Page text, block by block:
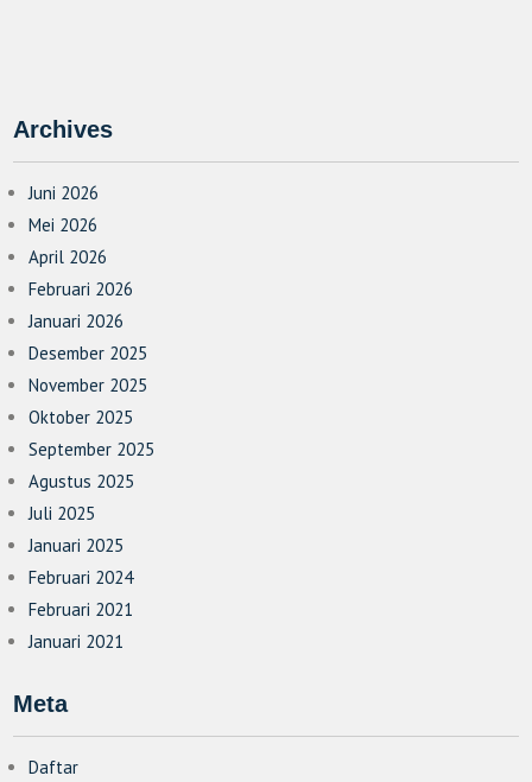
Archives
Juni 2026
Mei 2026
April 2026
Februari 2026
Januari 2026
Desember 2025
November 2025
Oktober 2025
September 2025
Agustus 2025
Juli 2025
Januari 2025
Februari 2024
Februari 2021
Januari 2021
Meta
Daftar